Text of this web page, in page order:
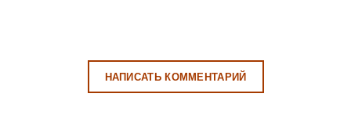
НАПИСАТЬ КОММЕНТАРИЙ